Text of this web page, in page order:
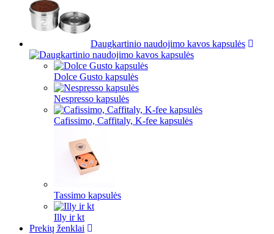
Daugkartinio naudojimo kavos kapsulės
Dolce Gusto kapsulės
Nespresso kapsulės
Cafissimo, Caffitaly, K-fee kapsulės
Tassimo kapsulės
Illy ir kt
Prekių ženklai